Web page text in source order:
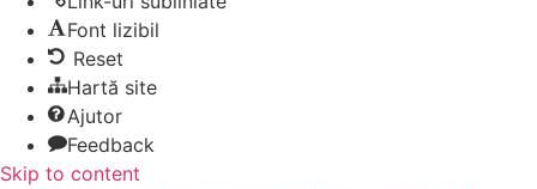
Font lizibil
Reset
Hartă site
Ajutor
Feedback
Skip to content